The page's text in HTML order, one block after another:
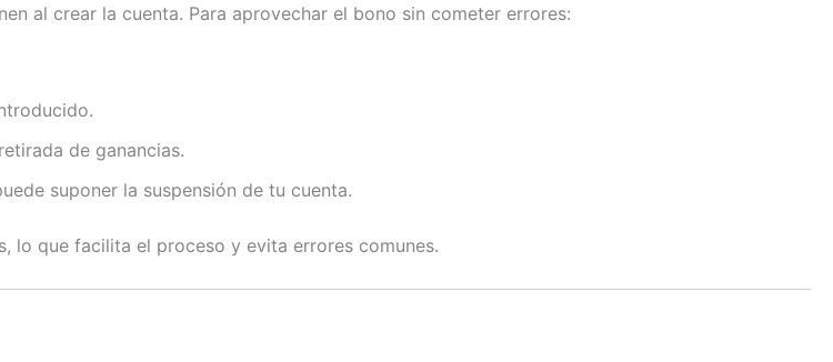
al crear la cuenta. Para aprovechar el bono sin cometer errores:
de ganancias.
suponer la suspensión de tu cuenta.
lo que facilita el proceso y evita errores comunes.